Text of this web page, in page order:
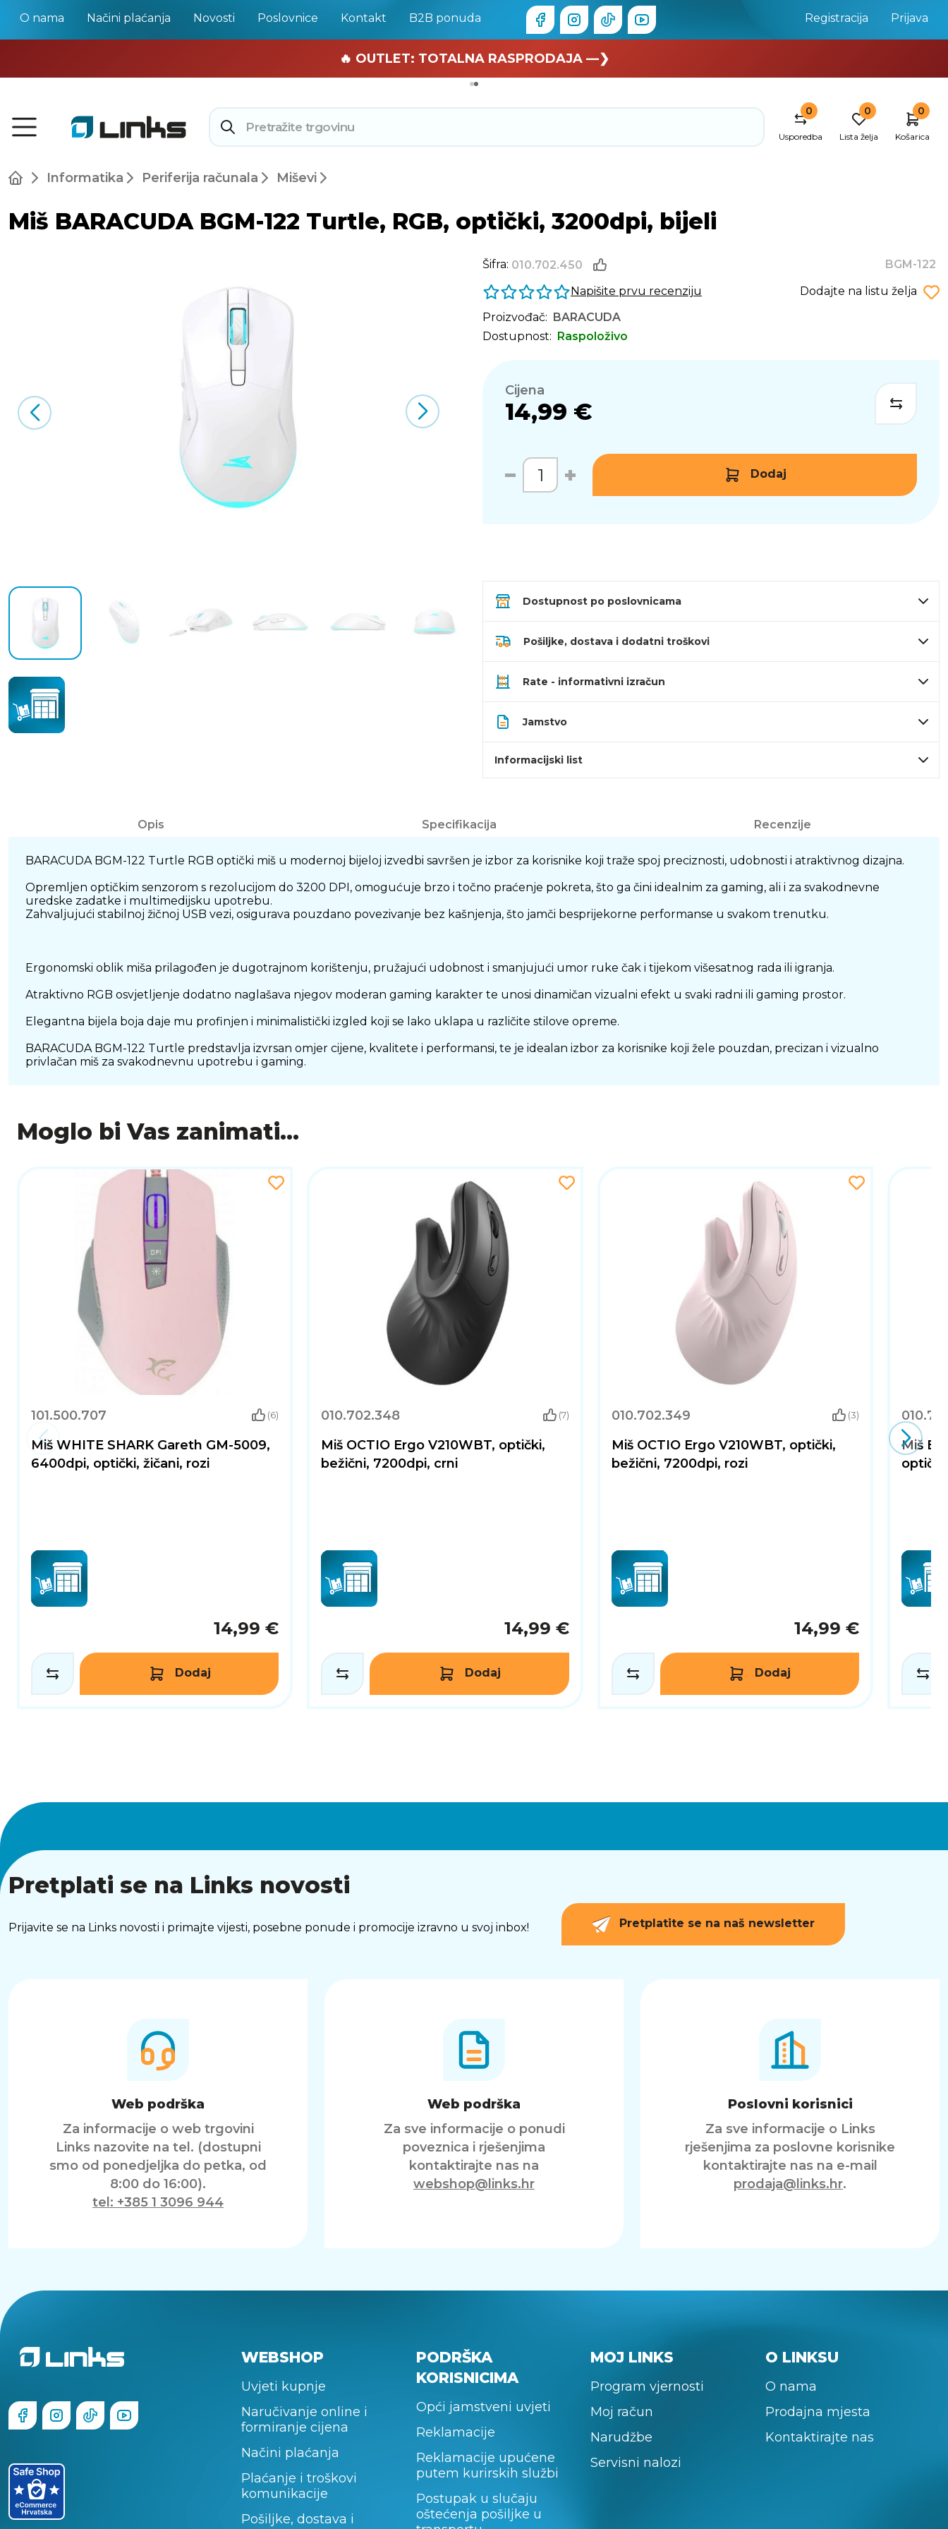
O nama Načini plaćanja Novosti Poslovnice Kontakt B2B ponuda Registracija Prijava
🏄 Zaslužuješ odmor —❯
🔥 OUTLET: TOTALNA RASPRODAJA —❯
0
Usporedba
0
Lista želja
0
Košarica
Informatika Periferija računala Miševi
Miš BARACUDA BGM-122 Turtle, RGB, optički, 3200dpi, bijeli
Šifra: 010.702.450
BGM-122
Napišite prvu recenziju
Dodajte na listu želja
Proizvođač: BARACUDA
Dostupnost: Raspoloživo
Cijena
14,99 €
Dodaj
Dostupnost po poslovnicama
Pošiljke, dostava i dodatni troškovi
Rate - informativni izračun
Jamstvo
Informacijski list
Opis Specifikacija Recenzije
BARACUDA BGM-122 Turtle RGB optički miš u modernoj bijeloj izvedbi savršen je izbor za korisnike koji traže spoj preciznosti, udobnosti i atraktivnog dizajna.
Opremljen optičkim senzorom s rezolucijom do 3200 DPI, omogućuje brzo i točno praćenje pokreta, što ga čini idealnim za gaming, ali i za svakodnevne
uredske zadatke i multimedijsku upotrebu.
Zahvaljujući stabilnoj žičnoj USB vezi, osigurava pouzdano povezivanje bez kašnjenja, što jamči besprijekorne performanse u svakom trenutku.
Ergonomski oblik miša prilagođen je dugotrajnom korištenju, pružajući udobnost i smanjujući umor ruke čak i tijekom višesatnog rada ili igranja.
Atraktivno RGB osvjetljenje dodatno naglašava njegov moderan gaming karakter te unosi dinamičan vizualni efekt u svaki radni ili gaming prostor.
Elegantna bijela boja daje mu profinjen i minimalistički izgled koji se lako uklapa u različite stilove opreme.
BARACUDA BGM-122 Turtle predstavlja izvrsan omjer cijene, kvalitete i performansi, te je idealan izbor za korisnike koji žele pouzdan, precizan i vizualno
privlačan miš za svakodnevnu upotrebu i gaming.
Moglo bi Vas zanimati...
101.500.707 (6)
Miš WHITE SHARK Gareth GM-5009,
6400dpi, optički, žičani, rozi
14,99 €
Dodaj
010.702.348 (7)
Miš OCTIO Ergo V210WBT, optički,
bežični, 7200dpi, crni
14,99 €
Dodaj
010.702.349 (3)
Miš OCTIO Ergo V210WBT, optički,
bežični, 7200dpi, rozi
14,99 €
Dodaj
Miš
Pretplati se na Links novosti
Prijavite se na Links novosti i primajte vijesti, posebne ponude i promocije izravno u svoj inbox! Pretplatite se na naš newsletter
Web podrška
Za informacije o web trgovini
Links nazovite na tel. (dostupni
smo od ponedjeljka do petka, od
8:00 do 16:00).
tel: +385 1 3096 944
Web podrška
Za sve informacije o ponudi
poveznica i rješenjima
kontaktirajte nas na
webshop@links.hr
Poslovni korisnici
Za sve informacije o Links
rješenjima za poslovne korisnike
kontaktirajte nas na e-mail
prodaja@links.hr.
WEBSHOP
Uvjeti kupnje
Naručivanje online i
formiranje cijena
Načini plaćanja
Plaćanje i troškovi
komunikacije
Pošiljke, dostava i
PODRŠKA
KORISNICIMA
Opći jamstveni uvjeti
Reklamacije
Reklamacije upućene
putem kurirskih službi
Postupak u slučaju
oštećenja pošiljke u
MOJ LINKS
Program vjernosti
Moj račun
Narudžbe
Servisni nalozi
O LINKSU
O nama
Prodajna mjesta
Kontaktirajte nas